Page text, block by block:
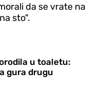
da se vrate na
sto".
u toaletu:
gura drugu